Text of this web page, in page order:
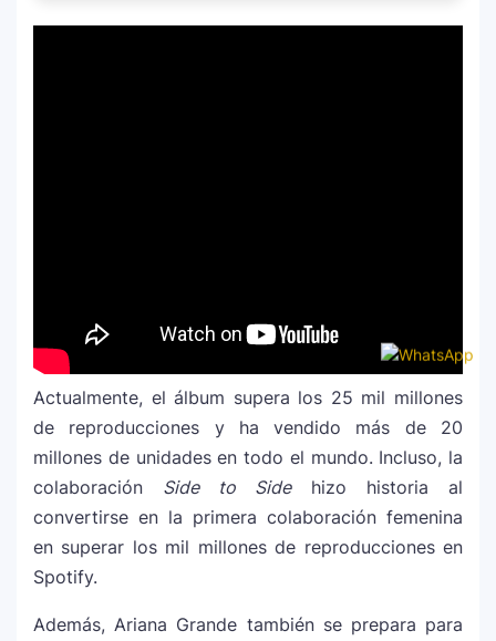
Actualmente, el álbum supera los 25 mil millones
de reproducciones y ha vendido más de 20
millones de unidades en todo el mundo. Incluso, la
colaboración Side to Sidehizo historia al
convertirse en la primera colaboración femenina
en superar los mil millones de reproducciones en
Spotify.
Además, Ariana Grande también se prepara para